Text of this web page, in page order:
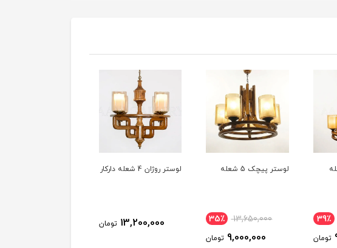
39٪
تومان
لوستر پیچک 5 شعله
13,650,000 35٪
9,000,000 تومان
لوستر روژان 4 شعله دارکار
13,200,000 تومان